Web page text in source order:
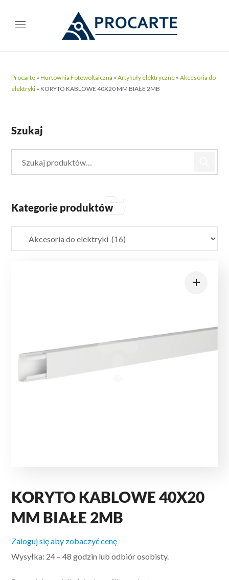
Procarte »Hurtownia Fotowoltaiczna »Artykuły elektryczne »Akcesoria do
elektryki » KORYTO KABLOWE 40X20 MM BIAŁE 2MB
KORYTO KABLOWE 40X20
MM BIAŁE 2MB
Zaloguj się aby zobaczyć cenę
Wysyłka: 24 – 48 godzin lub odbiór osobisty.
Szukaj
Kategorie produktów